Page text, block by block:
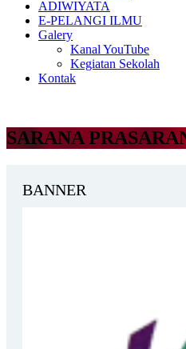
ADIWIYATA
E-PELANGI ILMU
Galery
Kanal YouTube
Kegiatan Sekolah
Kontak
SARANA
BANNER